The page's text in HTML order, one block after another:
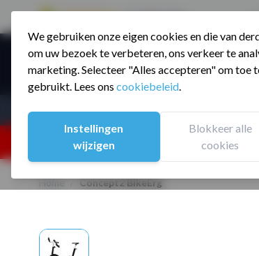
We gebruiken onze eigen cookies en die van
om uw bezoek te verbeteren, ons verkeer te
marketing. Selecteer "Alles accepteren" om toe
gebruikt. Lees ons cookiebeleid.
Instellingen
wijzigen
Blokkeer alle
cookies
Ga naar de inhoud
Assortiment Sporten
25% korting ivm vakantiesluiting.
Home / Concept2 BikeErg